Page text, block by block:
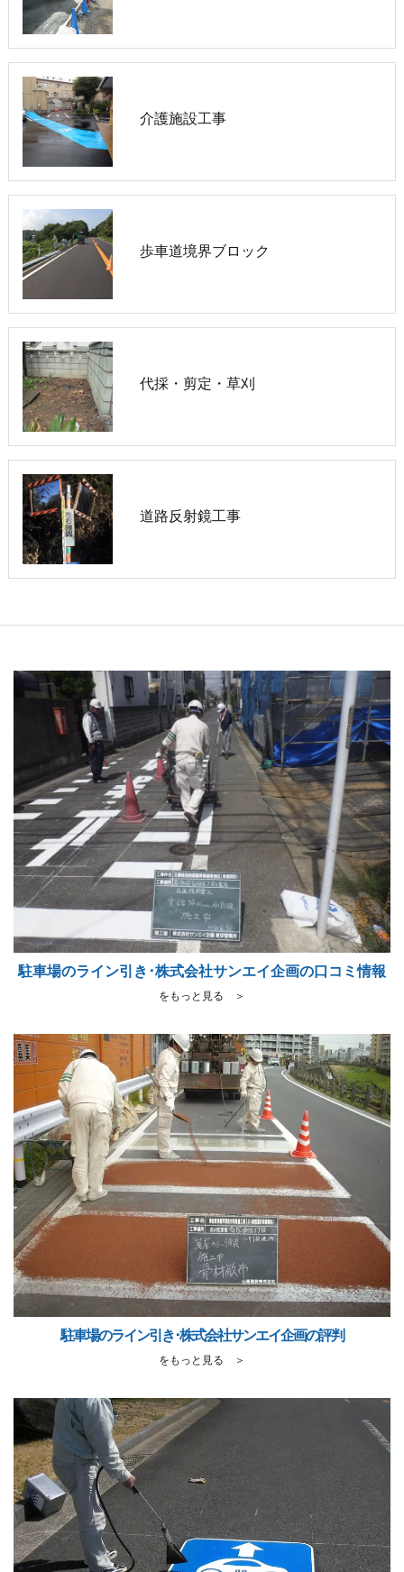
介護施設工事
歩車道境界ブロック
代採・剪定・草刈
道路反射鏡工事
駐車場のライン引き･株式会社サンエイ企画の口コミ情報
をもっと見る ＞
駐車場のライン引き･株式会社サンエイ企画の評判
をもっと見る ＞